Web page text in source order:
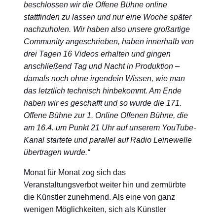
beschlossen wir die Offene Bühne online
stattfinden zu lassen und nur eine Woche später
nachzuholen. Wir haben also unsere großartige
Community angeschrieben, haben innerhalb von
drei Tagen 16 Videos erhalten und gingen
anschließend Tag und Nacht in Produktion –
damals noch ohne irgendein Wissen, wie man
das letztlich technisch hinbekommt. Am Ende
haben wir es geschafft und so wurde die 171.
Offene Bühne zur 1. Online Offenen Bühne, die
am 16.4. um Punkt 21 Uhr auf unserem YouTube-
Kanal startete und parallel auf Radio Leinewelle
übertragen wurde.“
Monat für Monat zog sich das
Veranstaltungsverbot weiter hin und zermürbte
die Künstler zunehmend. Als eine von ganz
wenigen Möglichkeiten, sich als Künstler